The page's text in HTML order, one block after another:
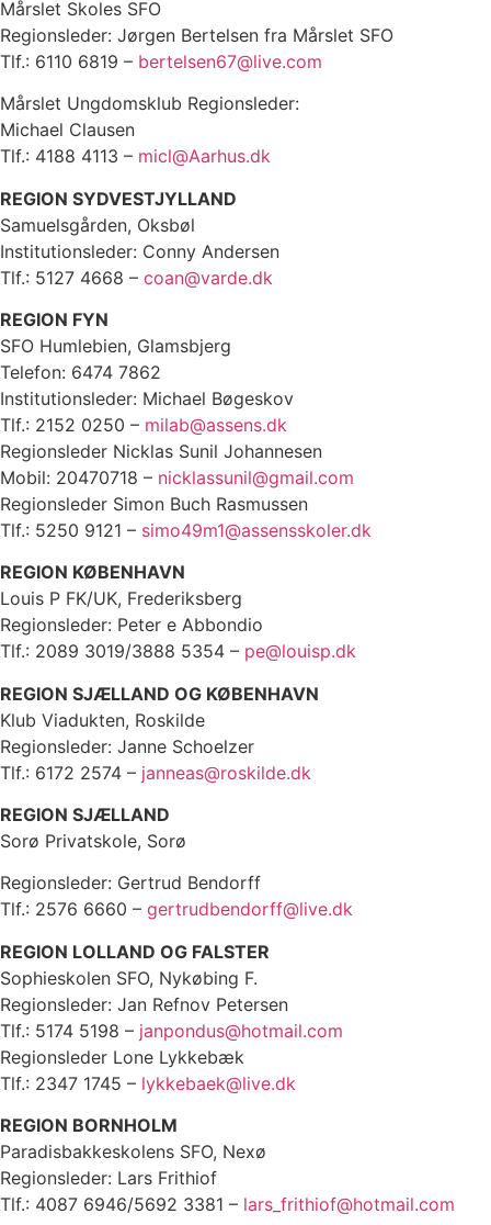
Mårslet Skoles SFO
Regionsleder: Jørgen Bertelsen fra Mårslet SFO
Tlf.: 6110 6819 – bertelsen67@live.com
Mårslet Ungdomsklub Regionsleder:
Michael Clausen
Tlf.: 4188 4113 – micl@Aarhus.dk
REGION SYDVESTJYLLAND
Samuelsgården, Oksbøl
Institutionsleder: Conny Andersen
Tlf.: 5127 4668 – coan@varde.dk
REGION FYN
SFO Humlebien, Glamsbjerg
Telefon: 6474 7862
Institutionsleder: Michael Bøgeskov
Tlf.: 2152 0250 – milab@assens.dk
Regionsleder Nicklas Sunil Johannesen
Mobil: 20470718 – nicklassunil@gmail.com
Regionsleder Simon Buch Rasmussen
Tlf.: 5250 9121 – simo49m1@assensskoler.dk
REGION KØBENHAVN
Louis P FK/UK, Frederiksberg
Regionsleder: Peter e Abbondio
Tlf.: 2089 3019/3888 5354 – pe@louisp.dk
REGION SJÆLLAND OG KØBENHAVN
Klub Viadukten, Roskilde
Regionsleder: Janne Schoelzer
Tlf.: 6172 2574 – janneas@roskilde.dk
REGION SJÆLLAND
Sorø Privatskole, Sorø
Regionsleder: Gertrud Bendorff
Tlf.: 2576 6660 – gertrudbendorff@live.dk
REGION LOLLAND OG FALSTER
Sophieskolen SFO, Nykøbing F.
Regionsleder: Jan Refnov Petersen
Tlf.: 5174 5198 – janpondus@hotmail.com
Regionsleder Lone Lykkebæk
Tlf.: 2347 1745 – lykkebaek@live.dk
REGION BORNHOLM
Paradisbakkeskolens SFO, Nexø
Regionsleder: Lars Frithiof
Tlf.: 4087 6946/5692 3381 – lars_frithiof@hotmail.com